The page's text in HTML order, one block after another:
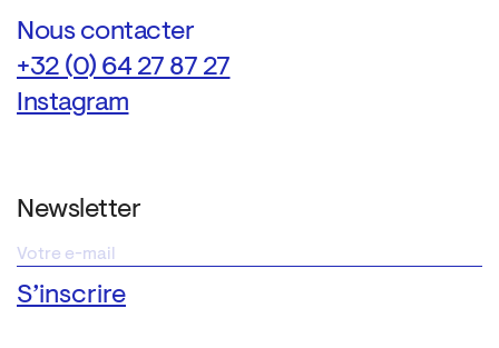
Nous contacter
+32 (0) 64 27 87 27
Instagram
Newsletter